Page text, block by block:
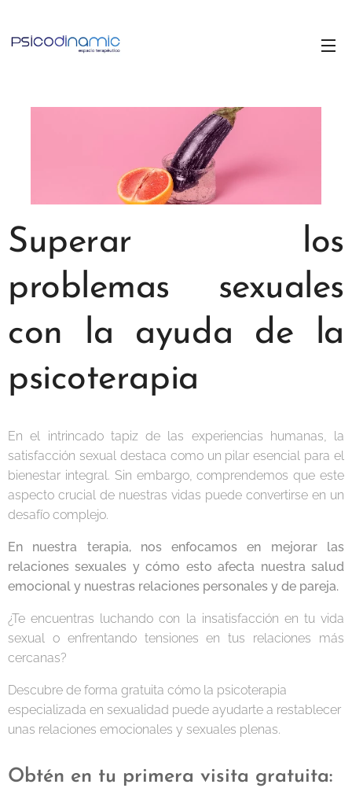
Superar los
problemas sexuales
con la ayuda de la
psicoterapia
En el intrincado tapiz de las experiencias humanas, la
satisfacción sexual destaca como un pilar esencial para el
bienestar integral. Sin embargo, comprendemos que este
aspecto crucial de nuestras vidas puede convertirse en un
desafío complejo.
En nuestra terapia, nos enfocamos en mejorar las
relaciones sexuales y cómo esto afecta nuestra salud
emocional y nuestras relaciones personales y de pareja.
¿Te encuentras luchando con la insatisfacción en tu vida
sexual o enfrentando tensiones en tus relaciones más
cercanas?
Descubre de forma gratuita cómo la psicoterapia
especializada en sexualidad puede ayudarte a restablecer
unas relaciones emocionales y sexuales plenas.
Obtén en tu primera visita gratuita: